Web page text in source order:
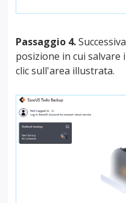
Passaggio 4.
posizione in cui salvare
clic sull'area illustrata.